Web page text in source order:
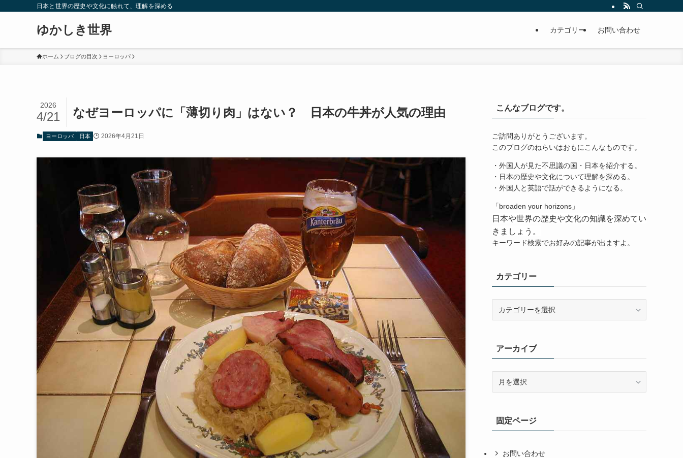
日本と世界の歴史や文化に触れて、理解を深める
ゆかしき世界 カテゴリー お問い合わせ
ホーム ブログの目次 ヨーロッパ
なぜヨーロッパに「薄切り肉」はない？ 日本の牛丼が人気の理由
2026
4/21
ヨーロッパ 日本 2026年4月21日
こんなブログです。
ご訪問ありがとうございます。
このブログのねらいはおもにこんなものです。
・外国人が見た不思議の国・日本を紹介する。
・日本の歴史や文化について理解を深める。
・外国人と英語で話ができるようになる。
「broaden your horizons」
日本や世界の歴史や文化の知識を深めてい
きましょう。
キーワード検索でお好みの記事が出ますよ。
カテゴリー
ーアーカイブ
ブ固定ページ
お問い合わせ